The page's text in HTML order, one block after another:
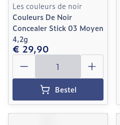
Les couleurs de noir
Couleurs De Noir
Concealer Stick 03 Moyen
4,2g
€ 29,90
Aantal
Bestel